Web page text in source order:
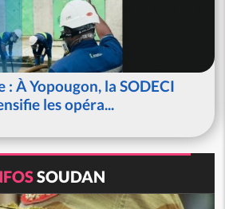
À Yopougon, la SODECI
les opéra...
SOUDAN